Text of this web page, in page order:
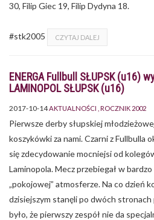
30, Filip Giec 19, Filip Dydyna 18.
#stk2005 CZYTAJ DALEJ
ENERGA Fullbull SŁUPSK (u16)
LAMINOPOL SŁUPSK (u16)
2017-10-14AKTUALNOŚCI ROCZNIK 2002
Pierwsze derby słupskiej
koszykówki za nami. Czarni z Fullbulla
się zdecydowanie mocniejsi od
Laminopola. Mecz przebiegał w bardzo
„pokojowej” atmosferze. Na co dzień
dzisiejszym stanęli po dwóch
było, że pierwszy zespół nie da